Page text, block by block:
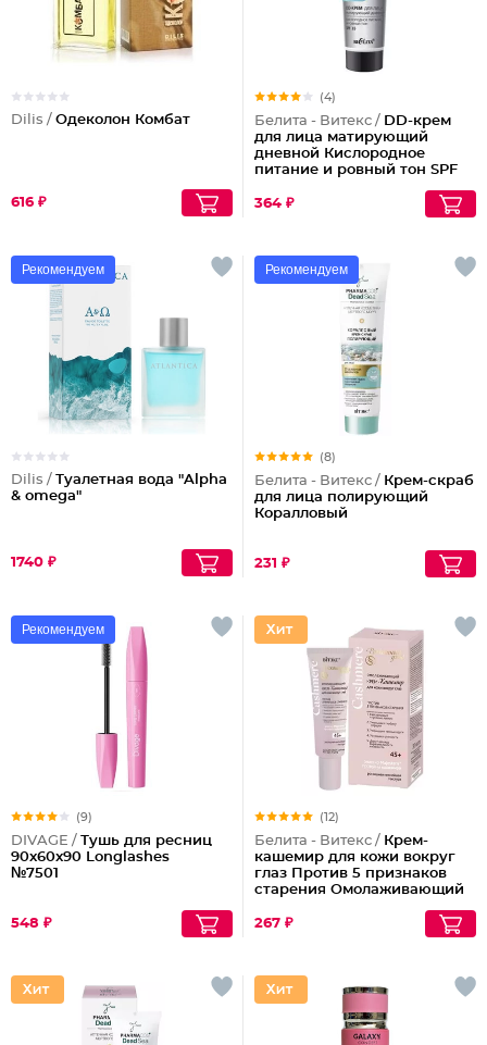
Dilis / Одеколон Комбат
616 ₽
(4)
Белита - Витекс / DD-крем
для лица матирующий
дневной Кислородное
питание и ровный тон SPF
364 ₽
Рекомендуем
Dilis / Туалетная вода "Alpha
& omega"
1740 ₽
Рекомендуем
(8)
Белита - Витекс / Крем-скраб
для лица полирующий
Коралловый
231 ₽
Рекомендуем
(9)
DIVAGE / Тушь для ресниц
90x60x90 Longlashes
№7501
548 ₽
(12)
Белита - Витекс / Крем-
кашемир для кожи вокруг
глаз Против 5 признаков
старения Омолаживающий
267 ₽